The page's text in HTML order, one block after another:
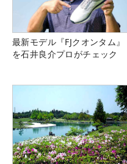
最新モデル『FJクオンタム』
を石井良介プロがチェック